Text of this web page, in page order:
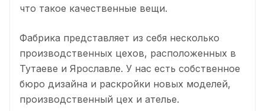
что такое качественные вещи.
Фабрика представляет из себя несколько
производственных цехов, расположенных в
Тутаеве и Ярославле. У нас есть собственное
бюро дизайна и раскройки новых моделей,
производственный цех и ателье.